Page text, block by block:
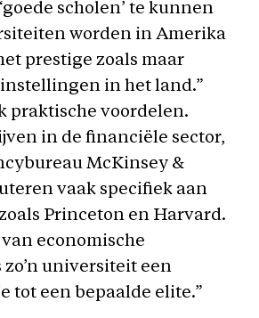
scholen’ te kunnen
worden in Amerika
prestige zoals maar
in het land.”
praktische voordelen.
in de financiële sector,
McKinsey &
vaak specifiek aan
Princeton en Harvard.
economische
universiteit een
tot een bepaalde elite.”